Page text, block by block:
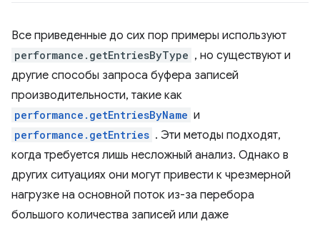
Все приведенные до сих пор примеры используют
performance.getEntriesByType , но существуют и
другие способы запроса буфера записей
производительности, такие как
performance.getEntriesByName и
performance.getEntries . Эти методы подходят,
когда требуется лишь несложный анализ. Однако в
других ситуациях они могут привести к чрезмерной
нагрузке на основной поток из-за перебора
большого количества записей или даже